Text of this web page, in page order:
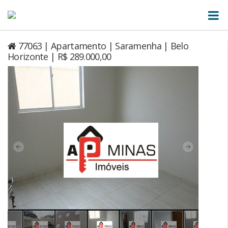
77063 | Apartamento | Saramenha | Belo
Horizonte | R$ 289.000,00